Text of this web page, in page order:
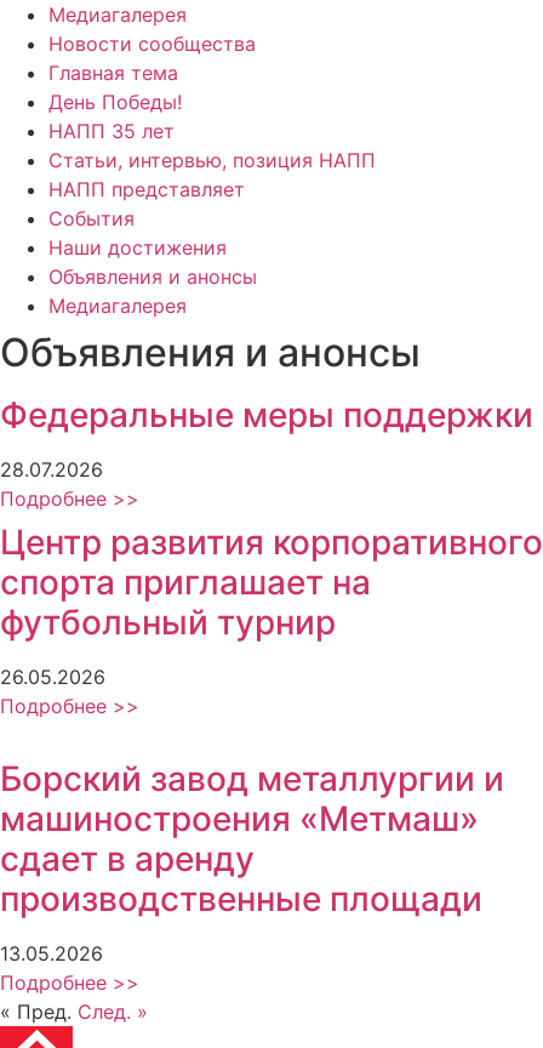
Медиагалерея
Новости сообщества
Главная тема
День Победы!
НАПП 35 лет
Статьи, интервью, позиция НАПП
НАПП представляет
События
Наши достижения
Объявления и анонсы
Медиагалерея
Объявления и анонсы
Федеральные меры поддержки
28.07.2026
Подробнее >>
Центр развития корпоративного
спорта приглашает на
футбольный турнир
26.05.2026
Подробнее >>
Борский завод металлургии и
машиностроения «Метмаш»
сдает в аренду
производственные площади
13.05.2026
Подробнее >>
« Пред. След. »